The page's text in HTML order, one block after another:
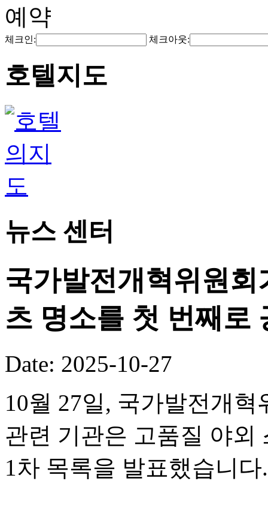
예약
체크인: 체크아웃:
호텔지도
뉴스 센터
국가발전개혁위원
츠 명소를 첫 번째로
Date: 2025-10-27
10월 27일, 국가발전개
관련 기관은 고품질 야외
1차 목록을 발표했습니다.